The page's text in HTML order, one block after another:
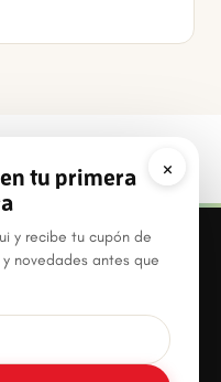
×
tu primera
y recibe tu cupón de
novedades antes que
y